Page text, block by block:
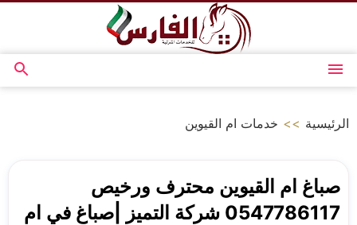
المحتوى
القائمة
بحث
الرئيسية >> خدمات ام القيوين
صباغ ام القيوين محترف ورخيص
0547786117 شركة التميز |صباغ في ام